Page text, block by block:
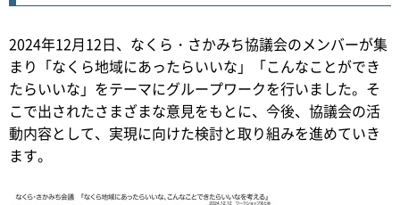
2024年12月12日、なくら・さかみち協議会のメンバーが集
まり「なくら地域にあったらいいな」「こんなことができ
たらいいな」をテーマにグループワークを行いました。そ
こで出されたさまざまな意見をもとに、今後、協議会の活
動内容として、実現に向けた検討と取り組みを進めていき
ます。